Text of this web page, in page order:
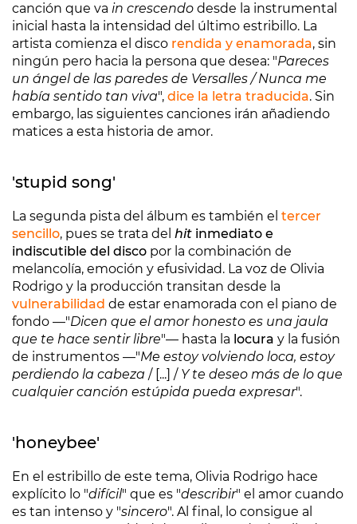
canción que va in crescendo desde la instrumental
inicial hasta la intensidad del último estribillo. La
artista comienza el disco rendida y enamorada, sin
ningún pero hacia la persona que desea: "Pareces
un ángel de las paredes de Versalles / Nunca me
había sentido tan viva", dice la letra traducida. Sin
embargo, las siguientes canciones irán añadiendo
matices a esta historia de amor.
'stupid song'
La segunda pista del álbum es también el tercer
sencillo, pues se trata del hit inmediato e
indiscutible del disco por la combinación de
melancolía, emoción y efusividad. La voz de Olivia
Rodrigo y la producción transitan desde la
vulnerabilidad de estar enamorada con el piano de
fondo —"Dicen que el amor honesto es una jaula
que te hace sentir libre"— hasta la locura y la fusión
de instrumentos —"Me estoy volviendo loca, estoy
perdiendo la cabeza / [...] / Y te deseo más de lo que
cualquier canción estúpida pueda expresar".
'honeybee'
En el estribillo de este tema, Olivia Rodrigo hace
explícito lo "difícil" que es "describir" el amor cuando
es tan intenso y "sincero". Al final, lo consigue al